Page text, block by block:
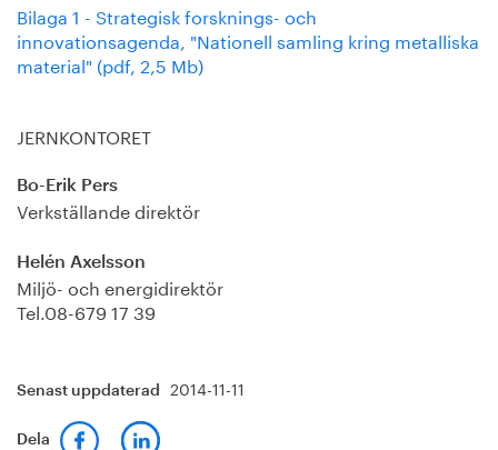
Bilaga 1 - Strategisk forsknings- och
innovationsagenda, "Nationell samling kring metalliska
material" (pdf, 2,5 Mb)
JERNKONTORET
Bo-Erik Pers
Verkställande direktör
Helén Axelsson
Miljö- och energidirektör
Tel.08-679 17 39
Senast uppdaterad 2014-11-11
Dela